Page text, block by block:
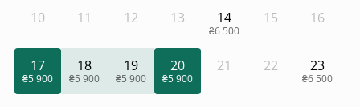
10 11 12 13 14
₴6 500
15 16
17
₴5 900
18
₴5 900
19
₴5 900
20
₴5 900
21 22 23
₴6 500